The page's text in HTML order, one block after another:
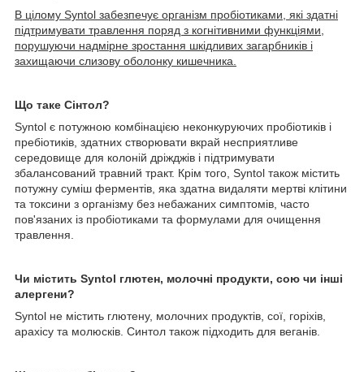
В цілому Syntol забезпечує організм пробіотиками, які здатні
підтримувати травлення поряд з когнітивними функціями,
порушуючи надмірне зростання шкідливих загарбників і
захищаючи слизову оболонку кишечника.
Що таке Сінтол?
Syntol є потужною комбінацією неконкуруючих пробіотиків і
пребіотиків, здатних створювати вкрай несприятливе
середовище для колоній дріжджів і підтримувати
збалансований травний тракт. Крім того, Syntol також містить
потужну суміш ферментів, яка здатна видаляти мертві клітини
та токсини з організму без небажаних симптомів, часто
пов'язаних із пробіотиками та формулами для очищення
травлення.
Чи містить Syntol глютен, молочні продукти, сою чи інші
алергени?
Syntol не містить глютену, молочних продуктів, сої, горіхів,
арахісу та молюсків. Синтол також підходить для веганів.